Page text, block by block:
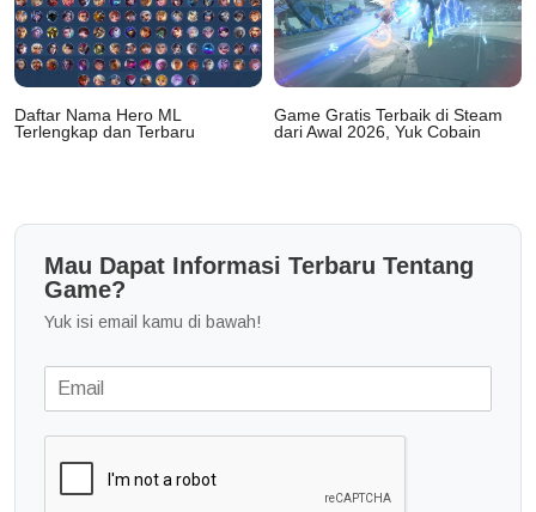
Daftar Nama Hero ML
Terlengkap dan Terbaru
Game Gratis Terbaik di Steam
dari Awal 2026, Yuk Cobain
Mau Dapat Informasi Terbaru Tentang
Game?
Yuk isi email kamu di bawah!